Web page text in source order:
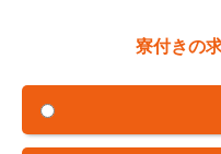
寮付きの